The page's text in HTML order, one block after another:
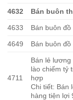
4632 Bán buôn
4633 Bán buôn đồ
4649 Bán buôn
4711
Bán lẻ
lào chiếm tỷ
hợp
Chi tiết: Bán
hàng tiện lợi